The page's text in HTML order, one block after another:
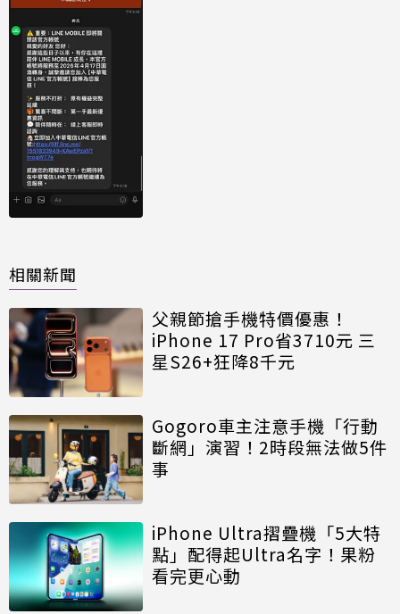
相關新聞
父親節搶手機特價優惠！
iPhone 17 Pro省3710元 三
星S26+狂降8千元
Gogoro車主注意手機「行動
斷網」演習！2時段無法做5件
事
iPhone Ultra摺疊機「5大特
點」配得起Ultra名字！果粉
看完更心動